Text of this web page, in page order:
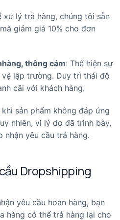
xử lý trả hàng, chúng tôi sẵn
giảm giá 10% cho đơn
thông cảm: Thể hiện sự
lập trường. Duy trì thái độ
cãi với khách hàng.
sản phẩm không đáp ứng
nhiên, vì lý do đã trình bày,
nhận yêu cầu trả hàng.
Dropshipping
yêu cầu hoàn hàng, bạn
hàng có thể trả hàng lại cho